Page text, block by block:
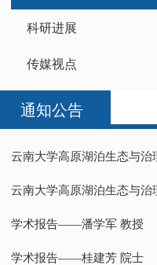
科研进展
传媒视点
通知公告
云南大学高原湖泊生态与治
云南大学高原湖泊生态与治
学术报告——潘学军 教授
学术报告——桂建芳 院士